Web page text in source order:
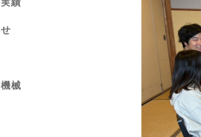
績
械